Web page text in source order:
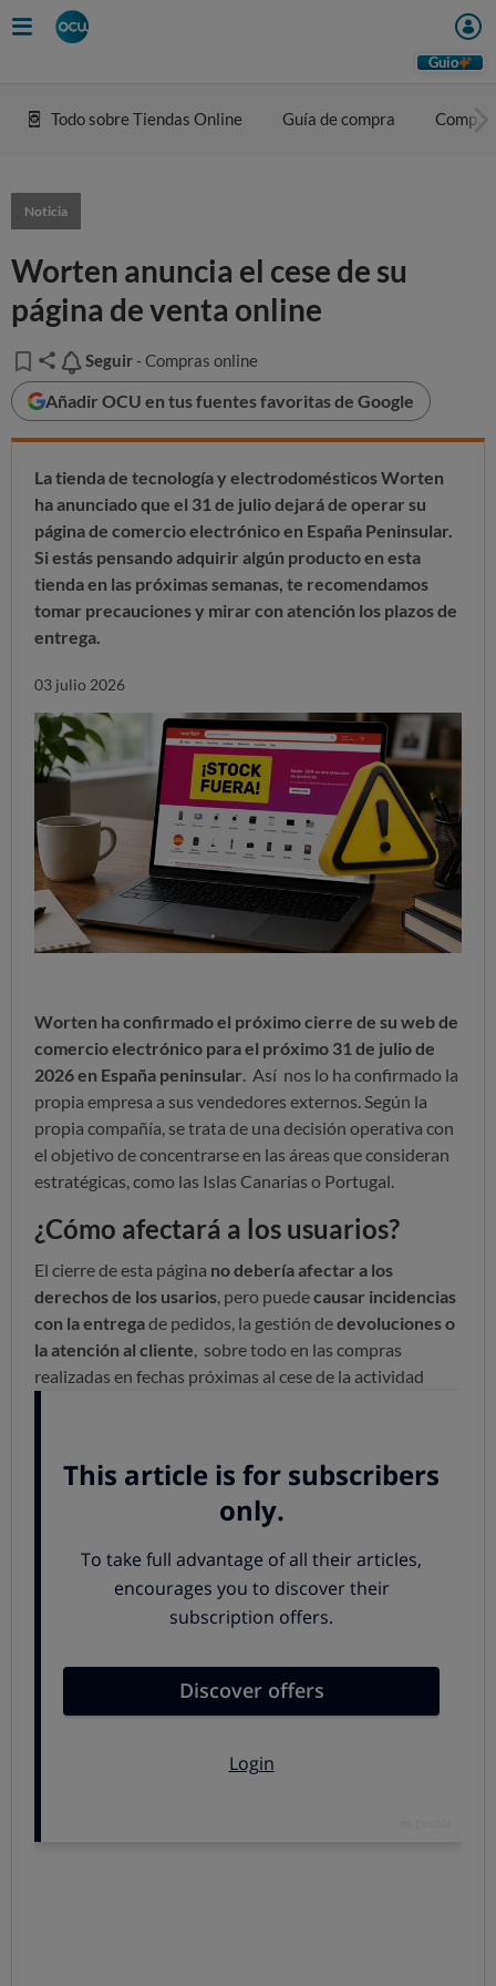
Guio
Todo sobre Tiendas Online Guía de compra
Noticia
Worten anuncia el cese de su
página de venta online
Seguir
Seguir - Compras online
Añadir OCU en tus fuentes favoritas de Google
La tienda de tecnología y electrodomésticosWorten
ha anunciado que el 31 de julio dejará de operar su
página de comercio electrónico en España Peninsular.
Si estás pensando adquirir algún producto en esta
tienda en las próximas semanas, te recomendamos
tomar precauciones y mirar con atención los plazos de
entrega.
03 julio 2026
Worten ha confirmado el próximo cierre de su web de
comercio electrónico para el próximo 31 de julio de
2026 en España peninsular . Así nos lo ha confirmado la
propia empresa a sus vendedores externos. Según la
propia compañía, se trata de una decisión operativa con
el objetivo de concentrarse en las áreas que consideran
estratégicas, como las Islas Canarias o Portugal.
¿Cómo afectará a los usuarios?
El cierre de esta página no debería afectar a los
derechos de los usarios , pero puedecausar incidencias
con la entregade pedidos, la gestión dedevoluciones o
la atención al cliente , sobre todo en las compras
realizadas en fechas próximas al cese de la actividad
plazo máximo de entrega de 30 días, el derecho a
desistir de la compra en 14 días
la garantía de los productos. Si la actividad comercial
cesa o se reduce de forma progresiva, el ejercicio de
estos derechos se podría dificultar.
Consejos antes de comprar
si vas a hacer un pedido en las semanas
anteriores al cierre previsto:
plazo de entrega sea anterior a la